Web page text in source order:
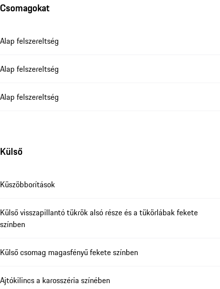
Csomagokat
Alap felszereltség
Alap felszereltség
Alap felszereltség
Külső
Küszöbborítások
Külső visszapillantó tükrök alsó része és a tükörlábak fekete
színben
Külső csomag magasfényű fekete színben
Ajtókilincs a karosszéria színében